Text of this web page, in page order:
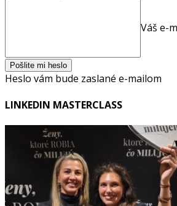
Váš e-
Heslo vám bude zaslané e-mailom
LINKEDIN MASTERCLASS